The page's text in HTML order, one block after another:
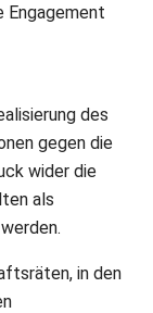
des
gegen die
wider die
als
in den